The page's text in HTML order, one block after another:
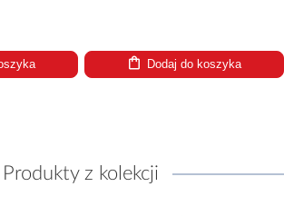
Dodaj do koszyka
Produkty z kolekcji